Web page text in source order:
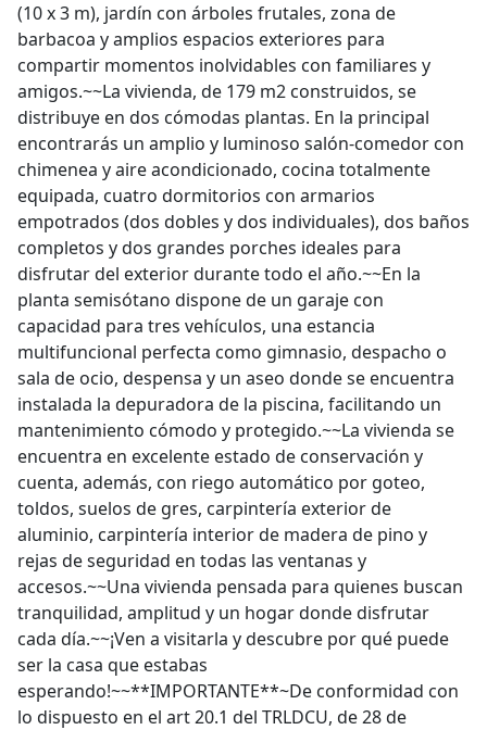
(10 x 3 m), jardín con árboles frutales, zona de
barbacoa y amplios espacios exteriores para
compartir momentos inolvidables con familiares y
amigos.~~La vivienda, de 179 m2 construidos, se
distribuye en dos cómodas plantas. En la principal
encontrarás un amplio y luminoso salón-comedor con
chimenea y aire acondicionado, cocina totalmente
equipada, cuatro dormitorios con armarios
empotrados (dos dobles y dos individuales), dos baños
completos y dos grandes porches ideales para
disfrutar del exterior durante todo el año.~~En la
planta semisótano dispone de un garaje con
capacidad para tres vehículos, una estancia
multifuncional perfecta como gimnasio, despacho o
sala de ocio, despensa y un aseo donde se encuentra
instalada la depuradora de la piscina, facilitando un
mantenimiento cómodo y protegido.~~La vivienda se
encuentra en excelente estado de conservación y
cuenta, además, con riego automático por goteo,
toldos, suelos de gres, carpintería exterior de
aluminio, carpintería interior de madera de pino y
rejas de seguridad en todas las ventanas y
accesos.~~Una vivienda pensada para quienes buscan
tranquilidad, amplitud y un hogar donde disfrutar
cada día.~~¡Ven a visitarla y descubre por qué puede
ser la casa que estabas
esperando!~~**IMPORTANTE**~De conformidad con
lo dispuesto en el art 20.1 del TRLDCU, de 28 de